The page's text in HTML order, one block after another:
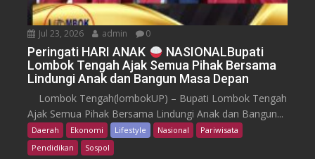
Jul 23, 2026 admin 0
Peringati HARI ANAK
NASIONALBupati
Lombok Tengah Ajak Semua Pihak Bersama
Lindungi Anak dan Bangun Masa Depan
Lombok Tengah(lombokUP) – Bupati Lombok Tengah
Ajak Semua Pihak Bersama Lindungi Anak dan Bangun...
Daerah Ekonomi Lifestyle Nasional
Pariwisata
Pendidikan
Sospol